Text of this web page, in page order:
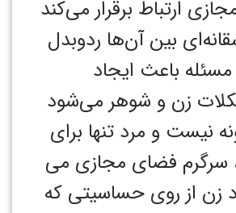
ارتباط برقرار می‌کند
بین آن‌ها ردوبدل
باعث ایجاد
زن و شوهر می‌شود
نیست و مرد تنها برای
سرگرم فضای مجازی می
زن از روی حساسیتی که